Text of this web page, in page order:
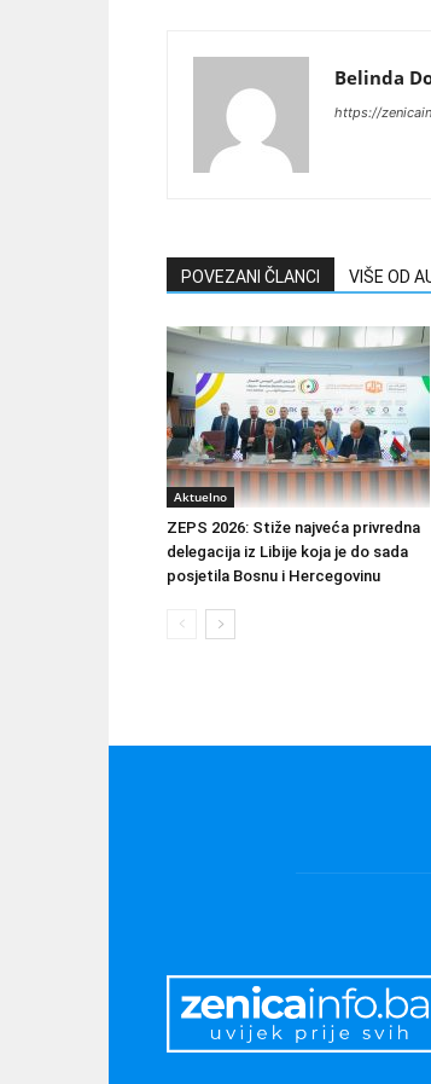
Belinda
https://
POVEZANI ČLANCI VIŠE OD
Aktuelno
ZEPS 2026: Stiže najveća privredna
delegacija iz Libije koja je do sada
posjetila Bosnu i Hercegovinu